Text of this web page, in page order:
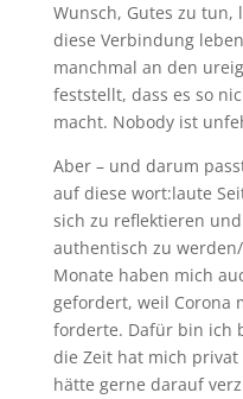
Wunsch, Gutes zu tun,
diese Verbindung
manchmal an den
feststellt, dass es so
macht. Nobody ist
Aber – und darum
auf diese wort:laute
sich zu reflektieren
authentisch zu
Monate haben mich
gefordert, weil Corona
forderte. Dafür bin ich
die Zeit hat mich
hätte gerne darauf